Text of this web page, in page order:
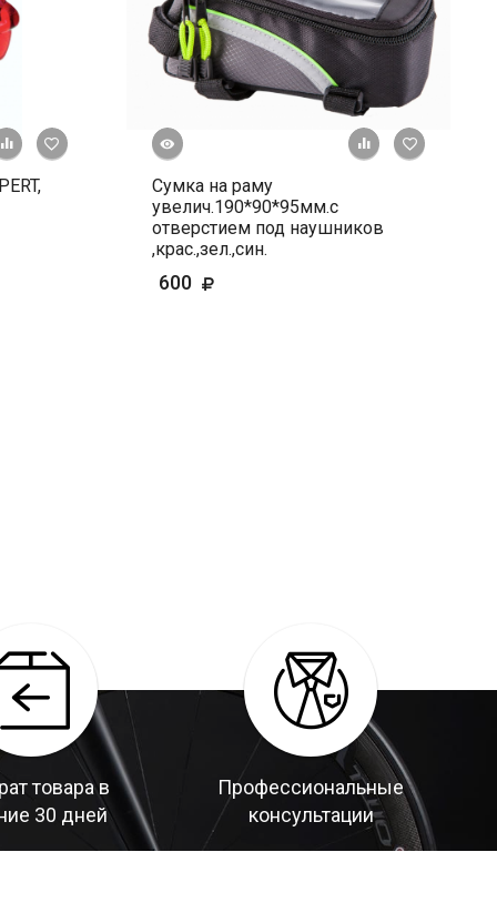
+ К сравнению
В избранное + К
просмотр
Сумка на раму
увелич.190*90*95мм.с
отверстием под наушников
,крас.,зел.,син.
600
товара в
30 дней
Профессиональные
консультации